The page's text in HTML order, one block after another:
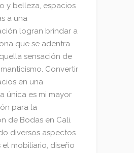
y belleza, espacios
a una
logran brindar a
que se adentra
sensación de
Convertir
en una
única es mi mayor
para la
de Bodas en Cali.
diversos aspectos
el mobiliario, diseño